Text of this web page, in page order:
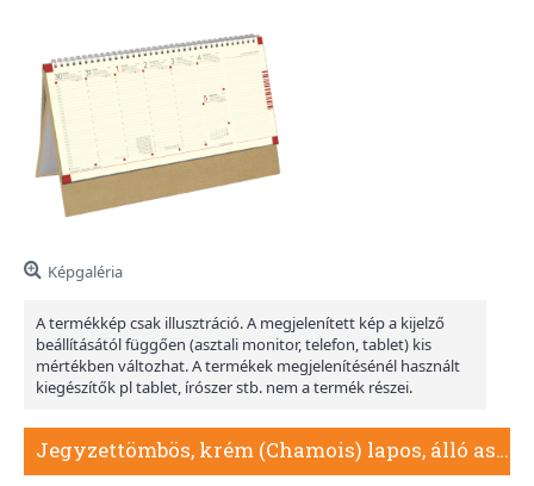
Képgaléria
A termékkép csak illusztráció. A megjelenített kép a kijelző
beállításától függően (asztali monitor, telefon, tablet) kis
mértékben változhat. A termékek megjelenítésénél használt
kiegészítők pl tablet, írószer stb. nem a termék részei.
Jegyzettömbös, krém (Chamois) lapos, álló asztali naptár C051, Bézs